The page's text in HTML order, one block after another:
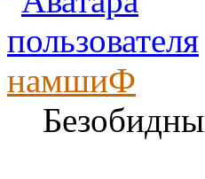
намшиФ